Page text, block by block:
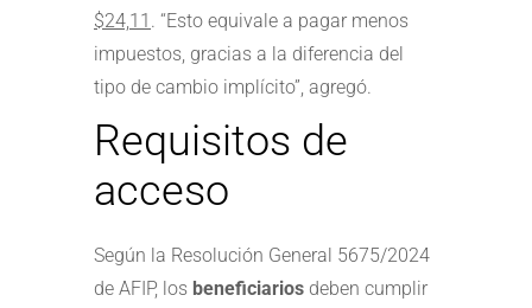
$24,11 . “Esto equivale a pagar menos
impuestos, gracias a la diferencia del
tipo de cambio implícito”, agregó.
Requisitos de
acceso
Según la Resolución General 5675/2024
de AFIP, los beneficiarios deben cumplir